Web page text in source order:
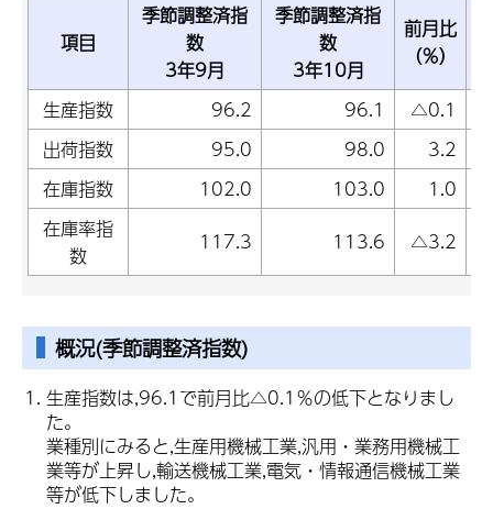
項目
季節調整済指
数
3年9月
季節調整済指
数
3年10月
前月比
（％）
生産指数 96.2 96.1
△0.1
出荷指数
95.0 98.0
3.2
在庫指数
102.0 103.0
1.0
在庫率指
数
117.3 113.6 △3.2
概況(季節調整済指数)
生産指数は,96.1で前月比△0.1％の低下となりまし
た。
業種別にみると,生産用機械工業,汎用・業務用機械工
業等が上昇し,輸送機械工業,電気・情報通信機械工業
等が低下しました。